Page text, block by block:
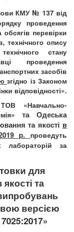
КМУ № 137 від
проведення
перевірки
технічного опису
стану
проведення
засобів
згідно із Законом
відповідності».
ТОВ «Навчально-
та Одеська
та якості в
р. проведуть
лабораторій за
для
та
версією